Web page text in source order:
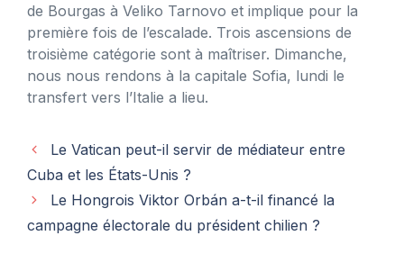
de Bourgas à Veliko Tarnovo et implique pour la
première fois de l’escalade. Trois ascensions de
troisième catégorie sont à maîtriser. Dimanche,
nous nous rendons à la capitale Sofia, lundi le
transfert vers l’Italie a lieu.
Le Vatican peut-il servir de médiateur entre
Cuba et les États-Unis ?
Le Hongrois Viktor Orbán a-t-il financé la
campagne électorale du président chilien ?